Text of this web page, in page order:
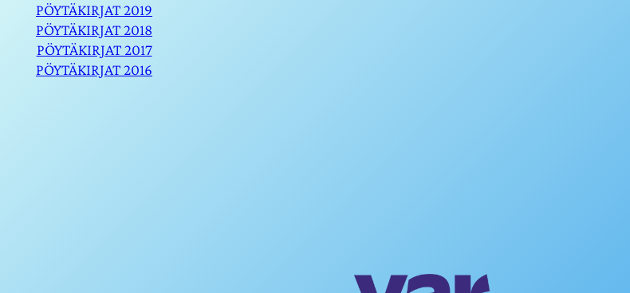
PÖYTÄKIRJAT 2019
PÖYTÄKIRJAT 2018
PÖYTÄKIRJAT 2017
PÖYTÄKIRJAT 2016